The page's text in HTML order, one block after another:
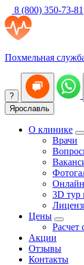
8 (800) 350-73-81
Похмельная
?
Ярославль
О клинике
Врачи
3D тур
Цены
Расчет
Акции
Отзывы
Контакты